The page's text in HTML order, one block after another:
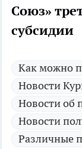
Союз»
субсидии
Как можно
Новости
Новости об
Новости
Различные